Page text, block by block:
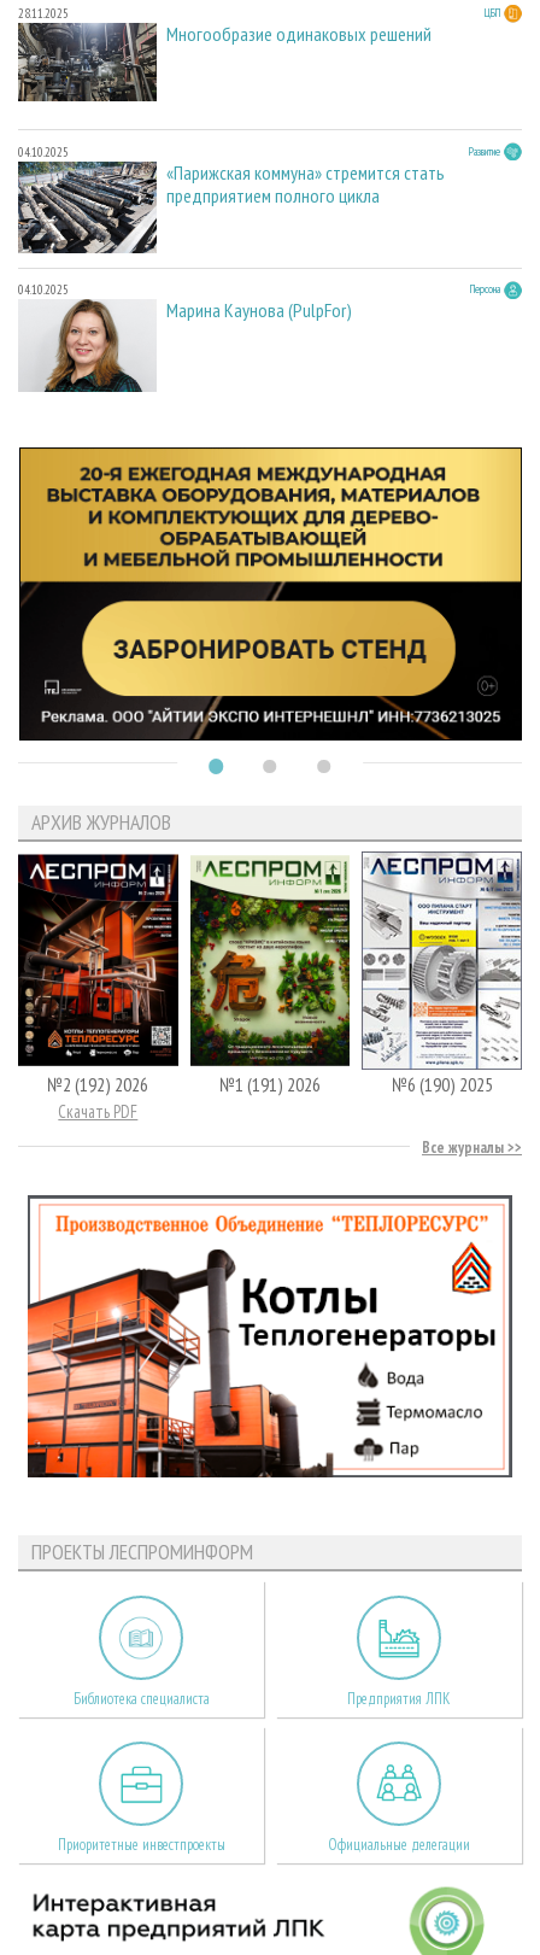
28.11.2025 ЦБП
Многообразие одинаковых решений
04.10.2025 Развитие
«Парижская коммуна» стремится стать
предприятием полного цикла
04.10.2025 Персона
Марина Каунова (PulpFor)
АРХИВ ЖУРНАЛОВ
№2 (192) 2026
Скачать PDF
№1 (191) 2026 №6 (190) 2025
Все журналы
ПРОЕКТЫ ЛЕСПРОМИНФОРМ
Библиотека специалиста Предприятия ЛПК
Приоритетные инвестпроекты Официальные делегации